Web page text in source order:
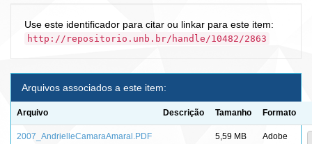
Use este identificador para citar ou linkar para este item:
http://repositorio.unb.br/handle/10482/2863
Arquivos associados a este item:
Arquivo Descrição Tamanho Formato
2007_AndrielleCamaraAmaral.PDF 5,59 MB
Adobe